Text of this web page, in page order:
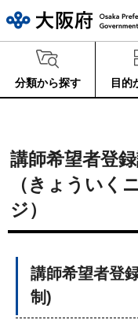
分類から探す 目的
講師希望者登
（きょういく
ジ）
講師希望者登
制)